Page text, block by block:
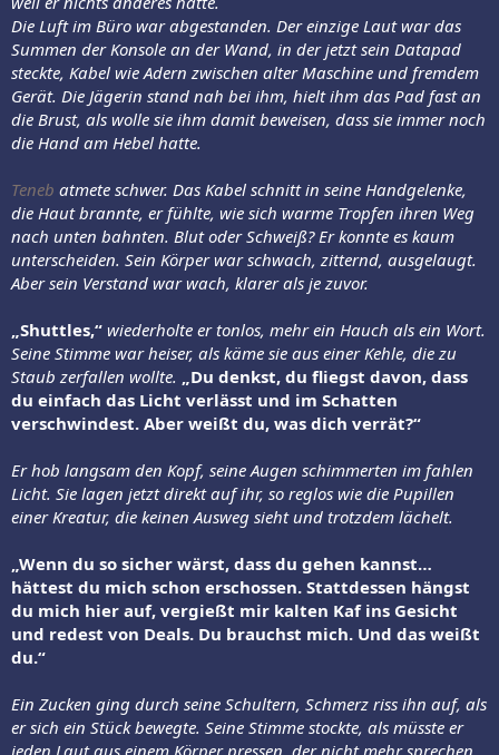
Die Luft im Büro war abgestanden. Der einzige Laut war das
Summen der Konsole an der Wand, in der jetzt sein Datapad
steckte, Kabel wie Adern zwischen alter Maschine und fremdem
Gerät. Die Jägerin stand nah bei ihm, hielt ihm das Pad fast an
die Brust, als wolle sie ihm damit beweisen, dass sie immer noch
die Hand am Hebel hatte.
Teneb atmete schwer. Das Kabel schnitt in seine Handgelenke,
die Haut brannte, er fühlte, wie sich warme Tropfen ihren Weg
nach unten bahnten. Blut oder Schweiß? Er konnte es kaum
unterscheiden. Sein Körper war schwach, zitternd, ausgelaugt.
Aber sein Verstand war wach, klarer als je zuvor.
„Shuttles,“ wiederholte er tonlos, mehr ein Hauch als ein Wort.
Seine Stimme war heiser, als käme sie aus einer Kehle, die zu
Staub zerfallen wollte. „Du denkst, du fliegst davon, dass
du einfach das Licht verlässt und im Schatten
verschwindest. Aber weißt du, was dich verrät?“
Er hob langsam den Kopf, seine Augen schimmerten im fahlen
Licht. Sie lagen jetzt direkt auf ihr, so reglos wie die Pupillen
einer Kreatur, die keinen Ausweg sieht und trotzdem lächelt.
„Wenn du so sicher wärst, dass du gehen kannst…
hättest du mich schon erschossen. Stattdessen hängst
du mich hier auf, vergießt mir kalten Kaf ins Gesicht
und redest von Deals. Du brauchst mich. Und das weißt
du.“
Ein Zucken ging durch seine Schultern, Schmerz riss ihn auf, als
er sich ein Stück bewegte. Seine Stimme stockte, als müsste er
jeden Laut aus einem Körper pressen, der nicht mehr sprechen